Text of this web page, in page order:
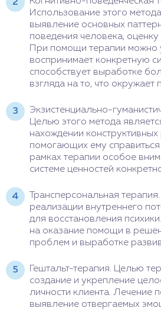
Использование этого
выявление основных
поведения человека,
При помощи терапии можно
воспринимает конкретную
способствует выработке
взгляда на то, что окружает
Экзистенциально-
Целью этого метода
нахождении
помогающих ему
рамках терапии особое
системе ценностей
Трансперсональная
реализации внутреннего
для восстановления
на оказание помощи в
проблем и выработке
Гештальт-терапия. Целью
создание и укрепление
личности клиента. Лечение
выявление отвергаемых